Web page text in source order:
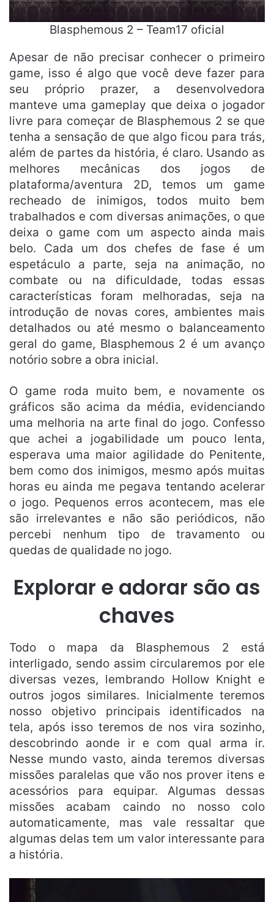
Blasphemous 2 – Team17 oficial
Apesar de não precisar conhecer o primeiro
game, isso é algo que você deve fazer para
seu próprio prazer, a desenvolvedora
manteve uma gameplay que deixa o jogador
livre para começar de Blasphemous 2 se que
tenha a sensação de que algo ficou para trás,
além de partes da história, é claro. Usando as
melhores mecânicas dos jogos de
plataforma/aventura 2D, temos um game
recheado de inimigos, todos muito bem
trabalhados e com diversas animações, o que
deixa o game com um aspecto ainda mais
belo. Cada um dos chefes de fase é um
espetáculo a parte, seja na animação, no
combate ou na dificuldade, todas essas
características foram melhoradas, seja na
introdução de novas cores, ambientes mais
detalhados ou até mesmo o balanceamento
geral do game, Blasphemous 2 é um avanço
notório sobre a obra inicial.
O game roda muito bem, e novamente os
gráficos são acima da média, evidenciando
uma melhoria na arte final do jogo. Confesso
que achei a jogabilidade um pouco lenta,
esperava uma maior agilidade do Penitente,
bem como dos inimigos, mesmo após muitas
horas eu ainda me pegava tentando acelerar
o jogo. Pequenos erros acontecem, mas ele
são irrelevantes e não são periódicos, não
percebi nenhum tipo de travamento ou
quedas de qualidade no jogo.
Explorar e adorar são as
chaves
Todo o mapa da Blasphemous 2 está
interligado, sendo assim circularemos por ele
diversas vezes, lembrando Hollow Knight e
outros jogos similares. Inicialmente teremos
nosso objetivo principais identificados na
tela, após isso teremos de nos vira sozinho,
descobrindo aonde ir e com qual arma ir.
Nesse mundo vasto, ainda teremos diversas
missões paralelas que vão nos prover itens e
acessórios para equipar. Algumas dessas
missões acabam caindo no nosso colo
automaticamente, mas vale ressaltar que
algumas delas tem um valor interessante para
a história.